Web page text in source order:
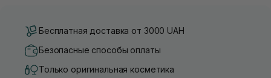
Бесплатная доставка от 3000 UAH
Безопасные способы оплаты
Только оригинальная косметика